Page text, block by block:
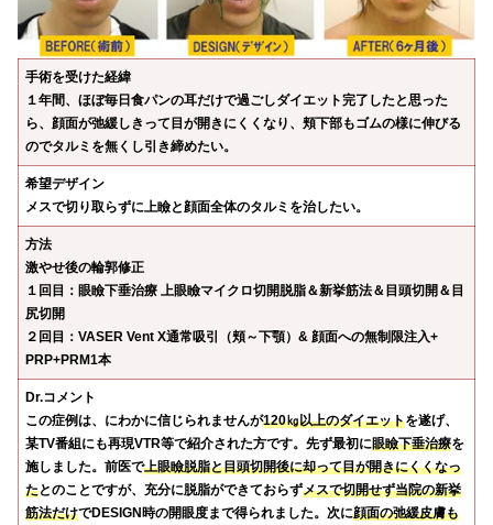
手術を受けた経緯
１年間、ほぼ毎日食パンの耳だけで過ごしダイエット完了したと思った
ら、顔面が弛緩しきって目が開きにくくなり、頬下部もゴムの様に伸びる
のでタルミを無くし引き締めたい。
希望デザイン
メスで切り取らずに上瞼と顔面全体のタルミを治したい。
方法
激やせ後の輪郭修正
１回目：眼瞼下垂治療 上眼瞼マイクロ切開脱脂＆新挙筋法＆目頭切開＆目
尻切開
２回目：VASER Vent X通常吸引（頬～下顎）& 顔面への無制限注入+
PRP+PRM1本
Dr.コメント
この症例は、にわかに信じられませんが120㎏以上のダイエットを遂げ、
某TV番組にも再現VTR等で紹介された方です。先ず最初に眼瞼下垂治療を
施しました。前医で上眼瞼脱脂と目頭切開後に却って目が開きにくくなっ
たとのことですが、充分に脱脂ができておらずメスで切開せず当院の新挙
筋法だけでDESIGN時の開眼度まで得られました。次に顔面の弛緩皮膚も